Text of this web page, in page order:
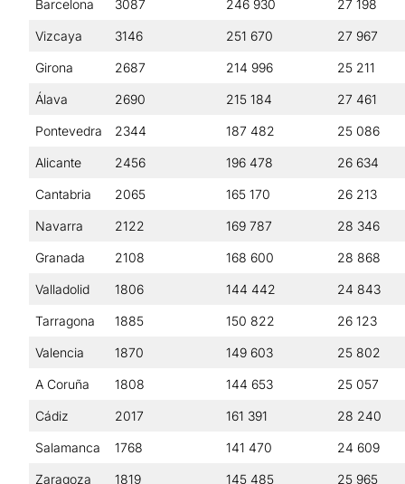
Barcelona 3087 246 930 27 198
Vizcaya 3146 251 670 27 967
Girona 2687 214 996 25 211
Álava 2690 215 184 27 461
Pontevedra 2344 187 482 25 086
Alicante 2456 196 478 26 634
Cantabria 2065 165 170 26 213
Navarra 2122 169 787 28 346
Granada 2108 168 600 28 868
Valladolid 1806 144 442 24 843
Tarragona 1885 150 822 26 123
Valencia 1870 149 603 25 802
A Coruña 1808 144 653 25 057
Cádiz 2017 161 391 28 240
Salamanca 1768 141 470 24 609
Zaragoza 1819 145 485 25 965